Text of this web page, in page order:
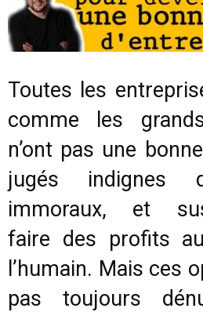
Toutes les
comme les
n’ont pas une
jugés indignes
immoraux, et
faire des profits
l’humain. Mais ces
pas toujours